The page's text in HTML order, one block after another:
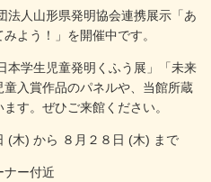
法人山形県発明協会連携展示「あ
よう！」を開催中です。
本学生児童発明くふう展」「未来
入賞作品のパネルや、当館所蔵
す。ぜひご来館ください。
(木) から ８月２８日 (木) まで
ー付近